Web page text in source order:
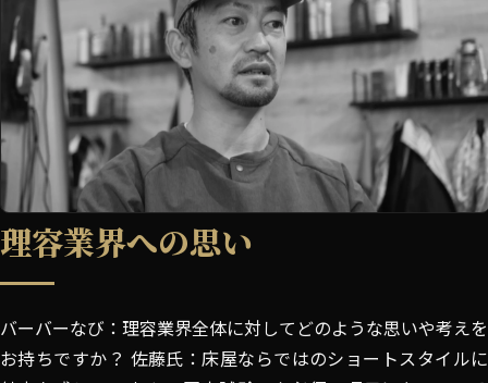
理容業界への思い
バーバーなび：理容業界全体に対してどのような思いや考えを
お持ちですか？ 佐藤氏：床屋ならではのショートスタイルに